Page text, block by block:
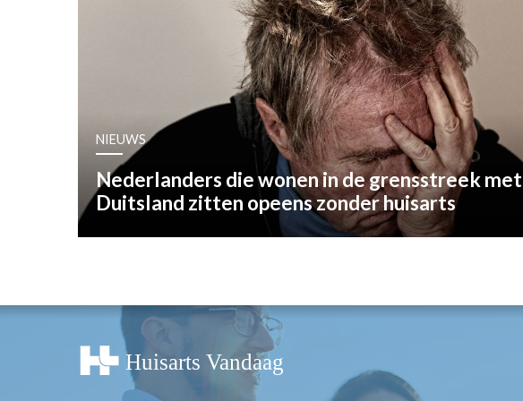
OPINIE
HUISARTSENPOST
PRAKTIJKZAKEN
TARIEVEN
VPHUISARTSEN
MEDISCHE VAKHANDEL
INLOGGEN
REGISTRATIE
NIEUWS
Nederlanders die wonen in de grensstreek met
Duitsland zitten opeens zonder huisarts